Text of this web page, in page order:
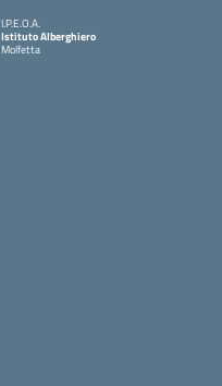
I.P.E.O.A.
Istituto Alberghiero
Molfetta